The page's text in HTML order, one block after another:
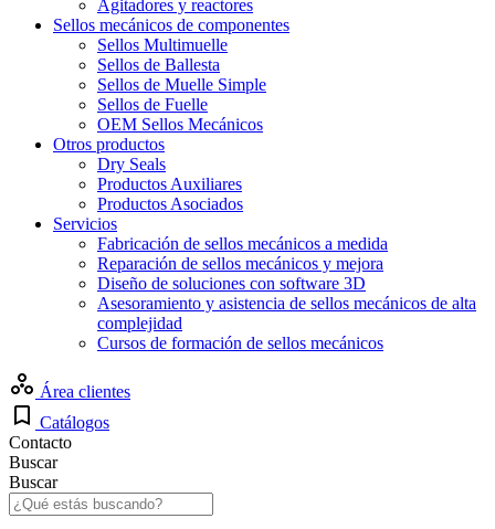
Agitadores y reactores
Sellos mecánicos de componentes
Sellos Multimuelle
Sellos de Ballesta
Sellos de Muelle Simple
Sellos de Fuelle
OEM Sellos Mecánicos
Otros productos
Dry Seals
Productos Auxiliares
Productos Asociados
Servicios
Fabricación de sellos mecánicos a medida
Reparación de sellos mecánicos y mejora
Diseño de soluciones con software 3D
Asesoramiento y asistencia de sellos mecánicos de alta
complejidad
Cursos de formación de sellos mecánicos
Área clientes
Catálogos
Contacto
Buscar
Buscar